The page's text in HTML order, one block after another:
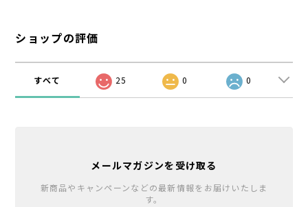
ショップの評価
すべて 25 0 0
メールマガジンを受け取る
新商品やキャンペーンなどの最新情報をお届けいたしま
す。